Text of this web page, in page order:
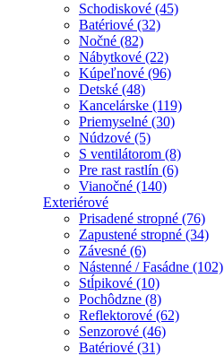
Schodiskové (45)
Batériové (32)
Nočné (82)
Nábytkové (22)
Kúpeľnové (96)
Detské (48)
Kancelárske (119)
Priemyselné (30)
Núdzové (5)
S ventilátorom (8)
Pre rast rastlín (6)
Vianočné (140)
Exteriérové
Prisadené stropné (76)
Zapustené stropné (34)
Závesné (6)
Nástenné / Fasádne (102)
Stĺpikové (10)
Pochôdzne (8)
Reflektorové (62)
Senzorové (46)
Batériové (31)